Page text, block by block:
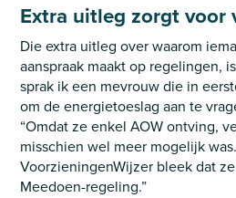
Extra uitleg zorgt voor
Die extra uitleg over waarom
aanspraak maakt op regelingen,
sprak ik een mevrouw die in
om de energietoeslag aan te
“Omdat ze enkel AOW ontving,
misschien wel meer mogelijk
VoorzieningenWijzer bleek dat
Meedoen-regeling.”